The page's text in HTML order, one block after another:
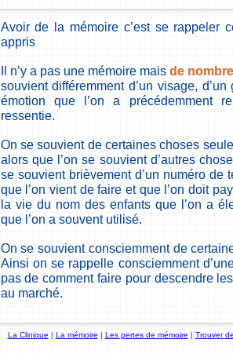
Avoir de la mémoire c’est se rappeler
appris
Il n’y a pas une mémoire mais de
souvient différemment d’un visage,
émotion que l’on a précédemment
ressentie.
On se souvient de certaines choses
alors que l’on se souvient d’autres
se souvient brièvement d’un numéro de
que l’on vient de faire et que l’on doit
la vie du nom des enfants que l’on a
que l’on a souvent utilisé.
On se souvient consciemment de
Ainsi on se rappelle consciemment
pas de comment faire pour descendre
au marché.
La Clinique | La mémoire | Les pertes de mémoire | Trouver